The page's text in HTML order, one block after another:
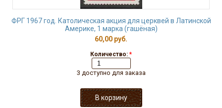
ФРГ 1967 год. Католическая акция для церквей в Латинской
Америке, 1 марка (гашёная)
60,00 руб.
Количество: *
3 доступно для заказа